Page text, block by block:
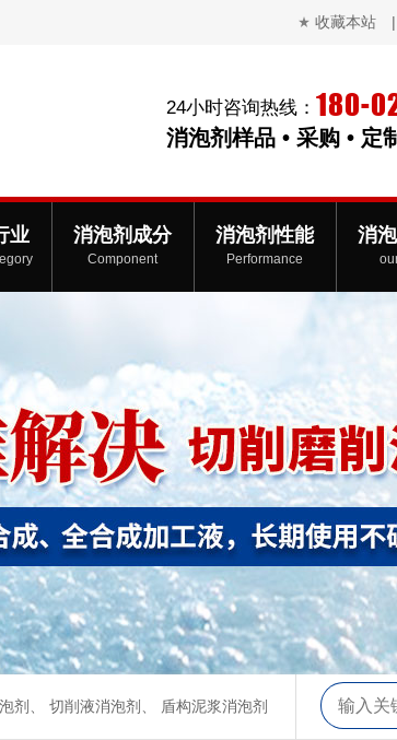
收藏本站 |
24小时咨询热线： 180-
消泡剂样品 • 采购 • 定
业 消泡剂成分
Component
消泡剂性能
Performance
消
剂 切削液消泡剂 盾构泥浆消泡剂